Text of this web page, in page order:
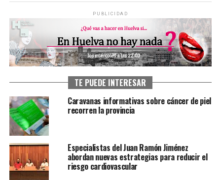
PUBLICIDAD
TE PUEDE INTERESAR
Caravanas informativas sobre cáncer de piel
recorren la provincia
Especialistas del Juan Ramón Jiménez
abordan nuevas estrategias para reducir el
riesgo cardiovascular